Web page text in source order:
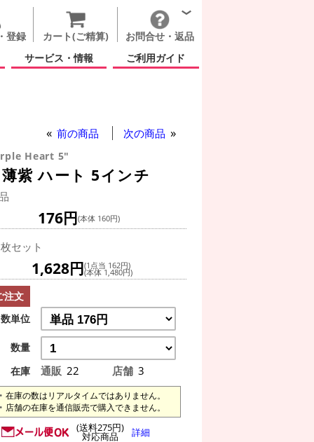
登録 カート(ご精算)
お問合せ・返品
サービス・情報
ご利用ガイド
前の商品 次の商品
Heart 5"
紫 ハート 5インチ
176円(本体 160円)
セット
1,628円(1点当 162円)
(本体 1,480円)
注文
数単位
数量
在庫
通販 22 店舗 3
在庫の数はリアルタイムではありません。
店舗の在庫を通信販売で購入できません。
(送料275円)
対応商品 詳細